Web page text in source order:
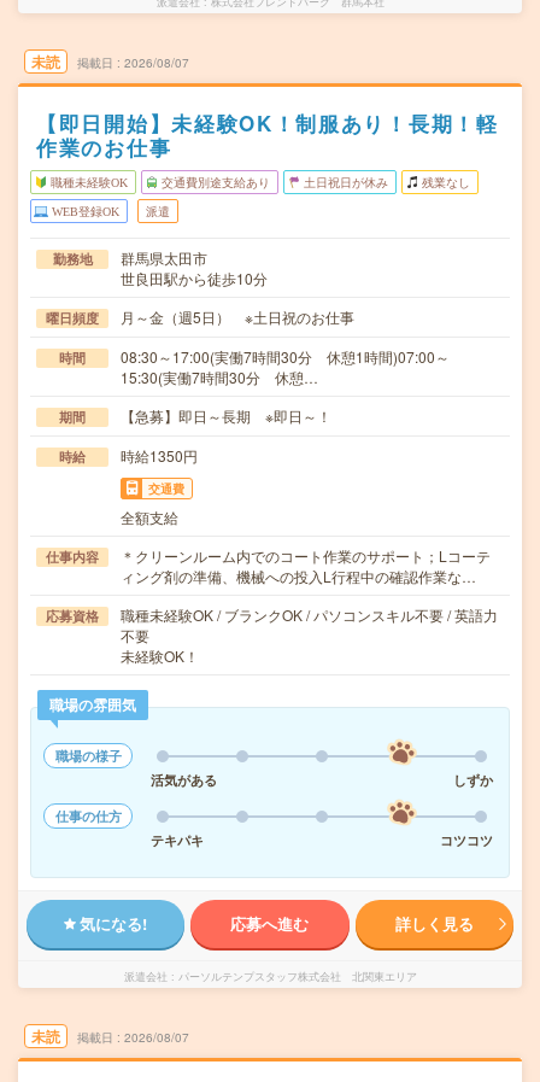
未読 掲載日 2026/08/07
【即日開始】未経験OK！制服あり！長期！軽
作業のお仕事
職種未経験OK 交通費別途支給あり 土日祝日が休み 残業なし
WEB登録OK 派遣
勤務地
群馬県太田市
世良田駅から徒歩10分
曜日頻度 月～金（週5日） ※土日祝のお仕事
時間
08:30～17:00(実働7時間30分 休憩1時間)07:00～
15:30(実働7時間30分 休憩…
期間 【急募】即日～長期 ※即日～！
時給 時給1350円
交通費
全額支給
仕事内容
＊クリーンルーム内でのコート作業のサポート；Lコーテ
ィング剤の準備、機械への投入L行程中の確認作業な…
応募資格
職種未経験OK / ブランクOK / パソコンスキル不要 / 英語力
不要
未経験OK！
職場の雰囲気
職場の様子
活気がある
しずか
仕事の仕方
テキパキ
コツコツ
気になる! 応募へ進む 詳しく見る
派遣会社 パーソルテンプスタッフ株式会社 北関東エリア
未読 掲載日 2026/08/07